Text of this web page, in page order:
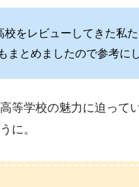
校をレビューしてきた私
まとめましたので参考に
等学校の魅力に迫って
に。